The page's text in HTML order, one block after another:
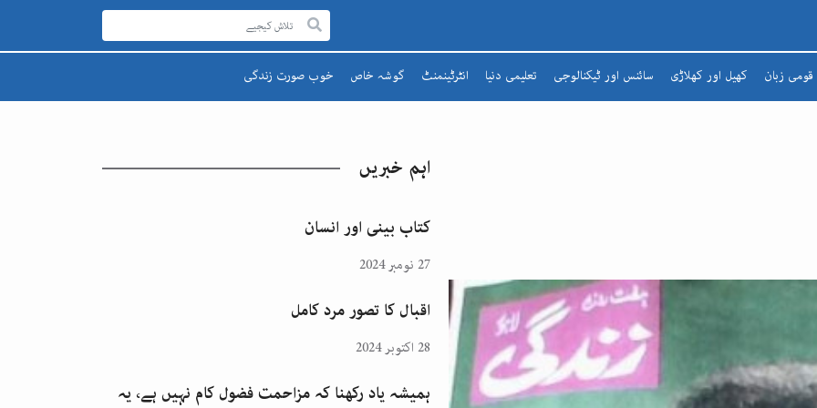
قومی زبان
شاعری
کھیل اور کھلاڑی سائنس اور ٹیکنالوجی تعلیمی دنیا انٹرٹینمنٹ گوشہ خاص
قائد اعظم
اقبالؒ
خوب صورت زندگی
اہم خبریں
کتاب بینی اور انسان
27 نومبر 2024
اقبال کا تصور مرد کامل
28 اکتوبر 2024
ہمیشہ یاد رکھنا کہ مزاحمت فضول کام نہیں ہے، یہ